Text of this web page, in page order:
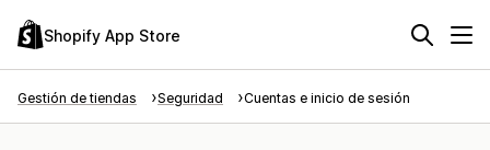
Shopify App Store
Gestión de tiendas Seguridad Cuentas e inicio de sesión